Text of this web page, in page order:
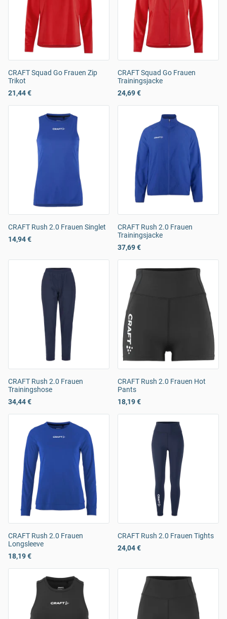
CRAFT Squad Go Frauen Zip
Trikot
21,44 €
CRAFT Squad Go Frauen
Trainingsjacke
24,69 €
CRAFT Rush 2.0 Frauen Singlet
14,94 €
CRAFT Rush 2.0 Frauen
Trainingsjacke
37,69 €
CRAFT Rush 2.0 Frauen
Trainingshose
34,44 €
CRAFT Rush 2.0 Frauen Hot
Pants
18,19 €
CRAFT Rush 2.0 Frauen
Longsleeve
18,19 €
CRAFT Rush 2.0 Frauen Tights
24,04 €